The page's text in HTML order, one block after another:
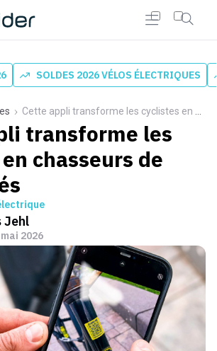
SOLDES 2026 VÉLOS ÉLECTRIQUES
Cette appli transforme les cyclistes en chasseurs de vélos volés
transforme les
chasseurs de
Jehl
2026